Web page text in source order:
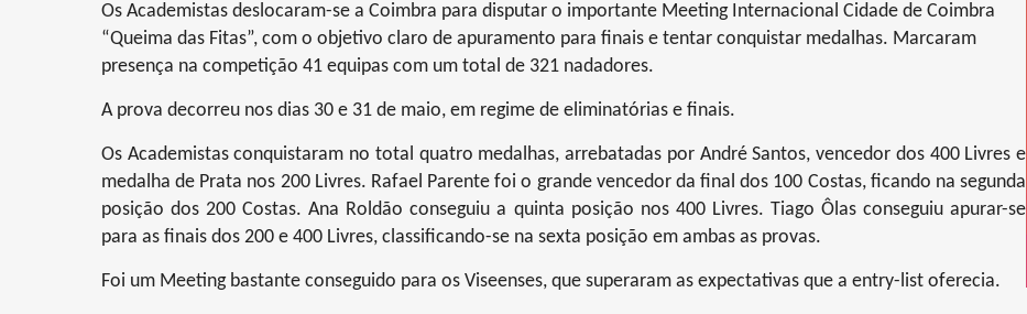
Os Academistas deslocaram-se a Coimbra para disputar o importante Meeting Internacional Cidade de Coimbra
“Queima das Fitas”, com o objetivo claro de apuramento para finais e tentar conquistar medalhas. Marcaram
presença na competição 41 equipas com um total de 321 nadadores.
A prova decorreu nos dias 30 e 31 de maio, em regime de eliminatórias e finais.
Os Academistas conquistaram no total quatro medalhas, arrebatadas por André Santos, vencedor dos 400 Livres e
medalha de Prata nos 200 Livres. Rafael Parente foi o grande vencedor da final dos 100 Costas, ficando na segunda
posição dos 200 Costas. Ana Roldão conseguiu a quinta posição nos 400 Livres. Tiago Ôlas conseguiu apurar-se
para as finais dos 200 e 400 Livres, classificando-se na sexta posição em ambas as provas.
Foi um Meeting bastante conseguido para os Viseenses, que superaram as expectativas que a entry-list oferecia.